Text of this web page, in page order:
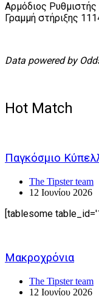
Αρμόδιος
Γραμμή στήριξης
Data powered by
Hot Match
Παγκόσμιο
The Tipster team
12 Ιουνίου 2026
[tablesome
Μακροχρόνια
The Tipster team
12 Ιουνίου 2026